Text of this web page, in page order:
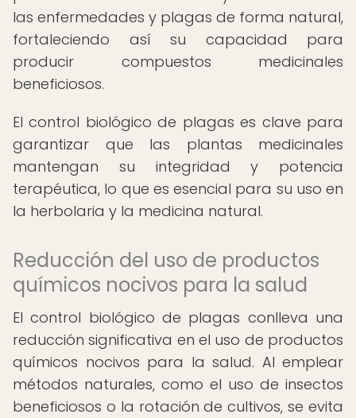
las enfermedades y plagas de forma natural,
fortaleciendo así su capacidad para
producir compuestos medicinales
beneficiosos.
El control biológico de plagas es clave para
garantizar que las plantas medicinales
mantengan su integridad y potencia
terapéutica, lo que es esencial para su uso en
la herbolaria y la medicina natural.
Reducción del uso de productos
químicos nocivos para la salud
El control biológico de plagas conlleva una
reducción significativa en el uso de productos
químicos nocivos para la salud. Al emplear
métodos naturales, como el uso de insectos
beneficiosos o la rotación de cultivos, se evita